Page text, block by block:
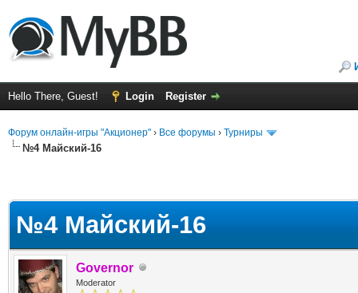
Hello There, Guest! Login Register
Форум онлайн-игры "Акционер" › Все форумы › Турниры
№4 Майский-16
№4 Майский-16
Governor
Moderator